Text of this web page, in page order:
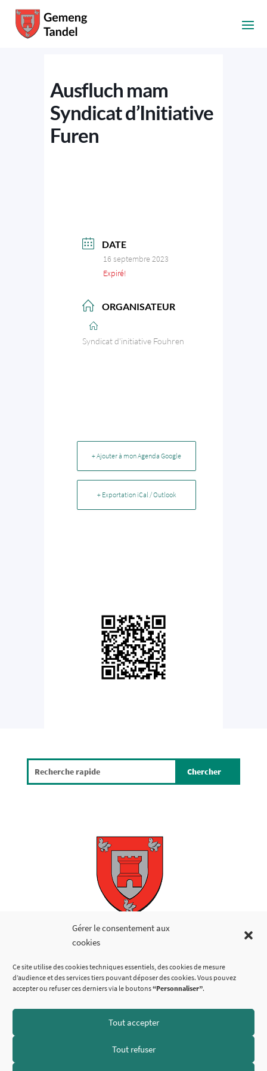
Gérer le consentement aux
cookies
Ce site utilise des cookies techniques essentiels, des cookies de mesure
d’audience et des services tiers pouvant déposer des cookies. Vous pouvez
accepter ou refuser ces derniers via le boutons“Personnaliser”.
Tout accepter
Tout refuser
Ausfluch mam
Syndicat d’Initiative
Furen
DATE
16 septembre 2023
Expiré!
ORGANISATEUR
Syndicat d'initiative Fouhren
+ Ajouter à mon Agenda Google
+ Exportation iCal / Outlook
Copyright © 2026
SUIVEZ-NOUS